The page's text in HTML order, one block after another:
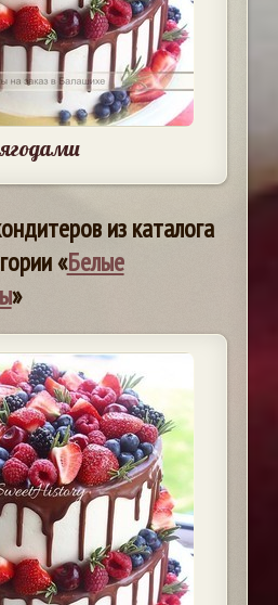
из каталога
«Белые
»